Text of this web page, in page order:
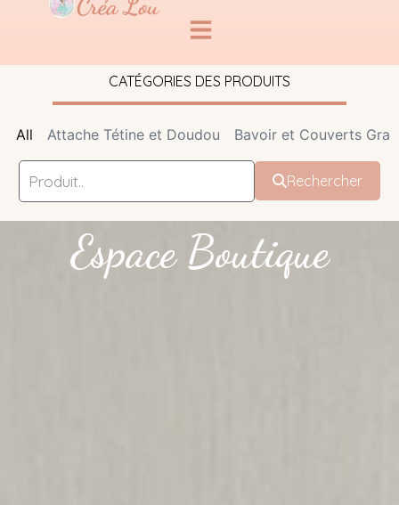
CATÉGORIES DES PRODUITS
Attache Tétine et Doudou Bavoir et Couverts
All
Rechercher
Espace Boutique